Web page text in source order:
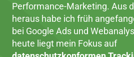
Performance-Marketing. Aus
heraus habe ich früh
bei Google Ads und
heute liegt mein Fokus auf